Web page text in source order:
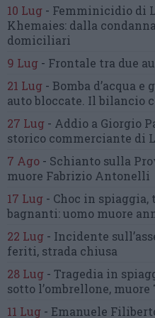
10 Lug - Femminicidio di
Khemaies: dalla
domiciliari
9 Lug - Frontale tra due
21 Lug - Bomba d’acqua e
auto bloccate. Il bilancio
27 Lug - Addio a Giorgio
storico commerciante di
7 Ago - Schianto sulla
muore Fabrizio Antonelli
17 Lug - Choc in spiaggia,
bagnanti:uomo muore
22 Lug - Incidente
feriti, strada chiusa
28 Lug - Tragedia in
sotto l’ombrellone, muore
11 Lug - Emanuele